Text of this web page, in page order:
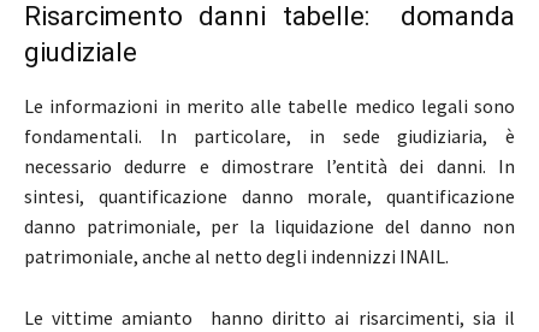
Risarcimento danni tabelle: domanda
giudiziale
Le informazioni in merito alle tabelle medico legali sono
fondamentali. In particolare, in sede giudiziaria, è
necessario dedurre e dimostrare l’entità dei danni. In
sintesi, quantificazione danno morale, quantificazione
danno patrimoniale, per la liquidazione del danno non
patrimoniale, anche al netto degli indennizzi INAIL.
Le vittime amianto hanno diritto ai risarcimenti, sia il